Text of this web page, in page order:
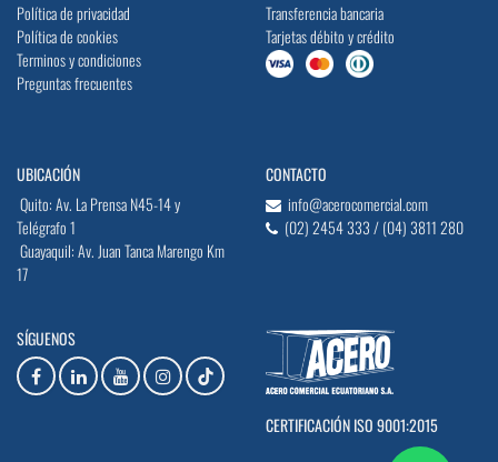
Política de privacidad
Política de cookies
Terminos y condiciones
Preguntas frecuentes
Transferencia bancaria
Tarjetas débito y crédito
UBICACIÓN
Quito: Av. La Prensa N45-14 y
Telégrafo 1
Guayaquil: Av. Juan Tanca Marengo Km
17
CONTACTO
info@acerocomercial.com
(02) 2454 333 / (04) 3811 280
SÍGUENOS
CERTIFICACIÓN ISO 9001:2015